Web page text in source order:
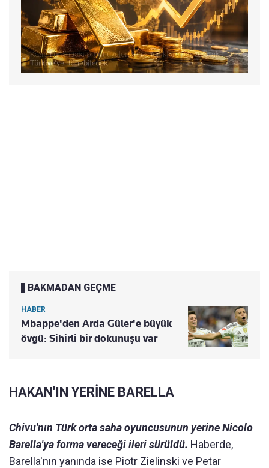
BAKMADAN GEÇME
HABER
Mbappe'den Arda Güler'e büyük
övgü: Sihirli bir dokunuşu var
HAKAN'IN YERİNE BARELLA
Chivu'nın Türk orta saha oyuncusunun yerine Nicolo
Barella'ya forma vereceği ileri sürüldü. Haberde,
Barella'nın yanında ise Piotr Zielinski ve Petar